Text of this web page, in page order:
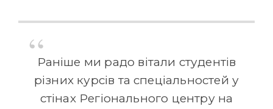
Раніше ми радо вітали студентів
різних курсів та спеціальностей у
стінах Регіонального центру на